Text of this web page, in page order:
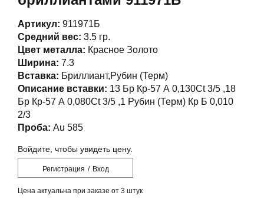
Артикул: 911971Б
Средний вес: 3.5 гр.
Цвет металла: Красное Золото
Ширина: 7.3
Вставка: Бриллиант,Рубин (Терм)
Описание вставки: 13 Бр Кр-57 А 0,130Ct 3/5 ,18
Бр Кр-57 А 0,080Ct 3/5 ,1 Рубин (Терм) Кр Б 0,010
2/3
Проба: Au 585
Войдите, чтобы увидеть цену.
Регистрация / Вход
Цена актуальна при заказе от 3 штук